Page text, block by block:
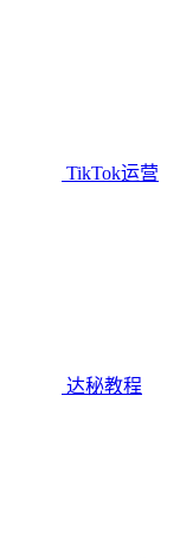
TikTok运营
达秘教程